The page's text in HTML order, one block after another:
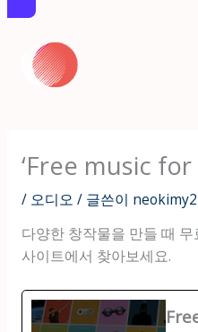
‘Free music
/ 오디오 / 글쓴이
다양한 창작물을 만들 때
사이트에서 찾아보세요.